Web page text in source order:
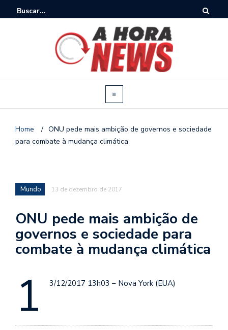
Home / ONU pede mais ambição de governos e sociedade
para combate à mudança climática
Mundo 13 de dezembro de 2017
ONU pede mais ambição de
governos e sociedade para
combate à mudança climática
1 3/12/2017 13h03 – Nova York (EUA)